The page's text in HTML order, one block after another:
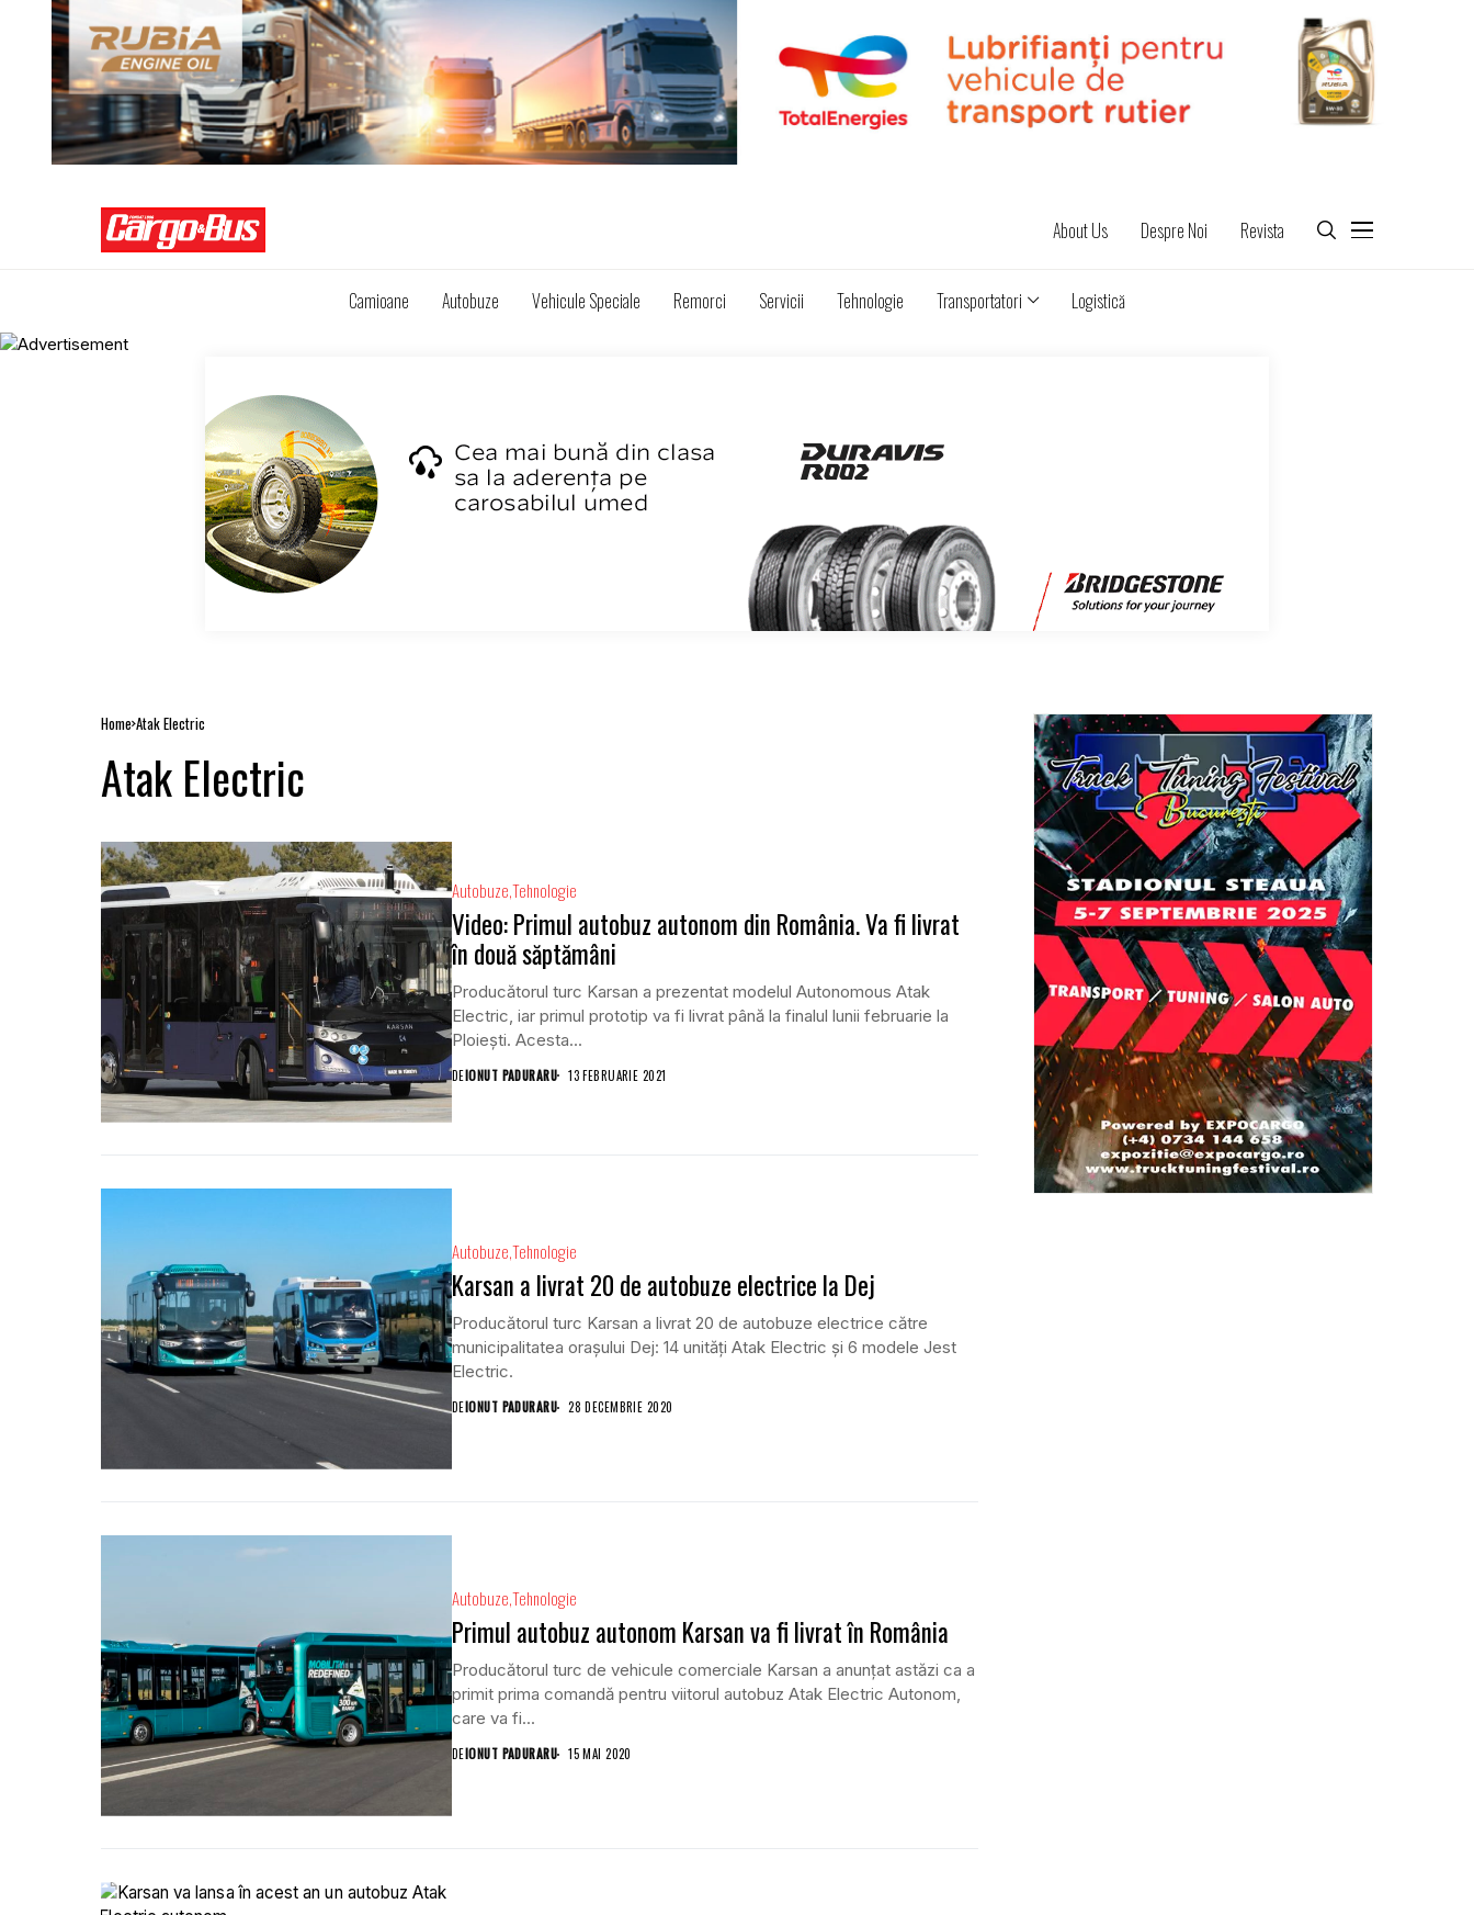
About Us Despre Noi Revista
Camioane Autobuze Vehicule Speciale Remorci Servicii Tehnologie Transportatori Logistică
Home Atak Electric
Atak Electric
AutobuzeTehnologie
Video: Primul autobuz autonom din România. Va fi livrat
în două săptămâni
Producătorul turc Karsan a prezentat modelul Autonomous Atak
Electric, iar primul prototip va fi livrat până la finalul lunii februarie la
Ploiești. Acesta...
DEIONUT PADURARU 13 FEBRUARIE 2021
AutobuzeTehnologie
Karsan a livrat 20 de autobuze electrice la Dej
Producătorul turc Karsan a livrat 20 de autobuze electrice către
municipalitatea orașului Dej: 14 unități Atak Electric și 6 modele Jest
Electric.
DEIONUT PADURARU 28 DECEMBRIE 2020
AutobuzeTehnologie
Primul autobuz autonom Karsan va fi livrat în România
Producătorul turc de vehicule comerciale Karsan a anunțat astăzi ca a
primit prima comandă pentru viitorul autobuz Atak Electric Autonom,
care va fi...
DEIONUT PADURARU 15 MAI 2020